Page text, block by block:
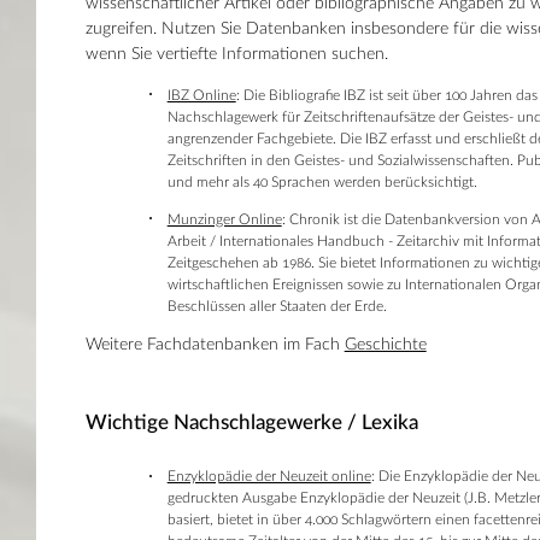
zugreifen. Nutzen Sie Datenbanken insbesondere für die
wenn Sie vertiefte Informationen suchen.
IBZ Online: Die Bibliografie IBZ ist seit über 100 Jahren
Nachschlagewerk für Zeitschriftenaufsätze der Geistes-
angrenzender Fachgebiete. Die IBZ erfasst und erschließt
Zeitschriften in den Geistes- und Sozialwissenschaften.
und mehr als 40 Sprachen werden berücksichtigt.
Munzinger Online: Chronik ist die Datenbankversion von
Arbeit / Internationales Handbuch - Zeitarchiv mit
Zeitgeschehen ab 1986. Sie bietet Informationen zu
wirtschaftlichen Ereignissen sowie zu Internationalen
Beschlüssen aller Staaten der Erde.
Weitere Fachdatenbanken im Fach Geschichte
Wichtige Nachschlagewerke / Lexika
Enzyklopädie der Neuzeit online: Die Enzyklopädie der
gedruckten Ausgabe Enzyklopädie der Neuzeit (J.B.
basiert, bietet in über 4.000 Schlagwörtern einen